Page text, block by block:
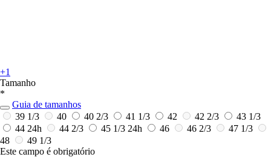
+1
Tamanho
*
Guia de tamanhos
39 1/3
40 40 2/3 41 1/3 42 42 2/3
43 1/3
44 24h 44 2/3 45 1/3 24h 46 46 2/3
47 1/3
48
49 1/3
Este campo é obrigatório